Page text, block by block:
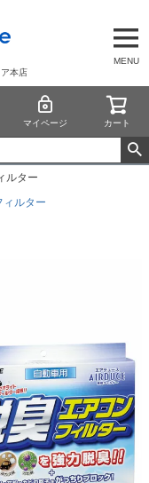
MENU
本店
マイページ カート
ルター
ィルター